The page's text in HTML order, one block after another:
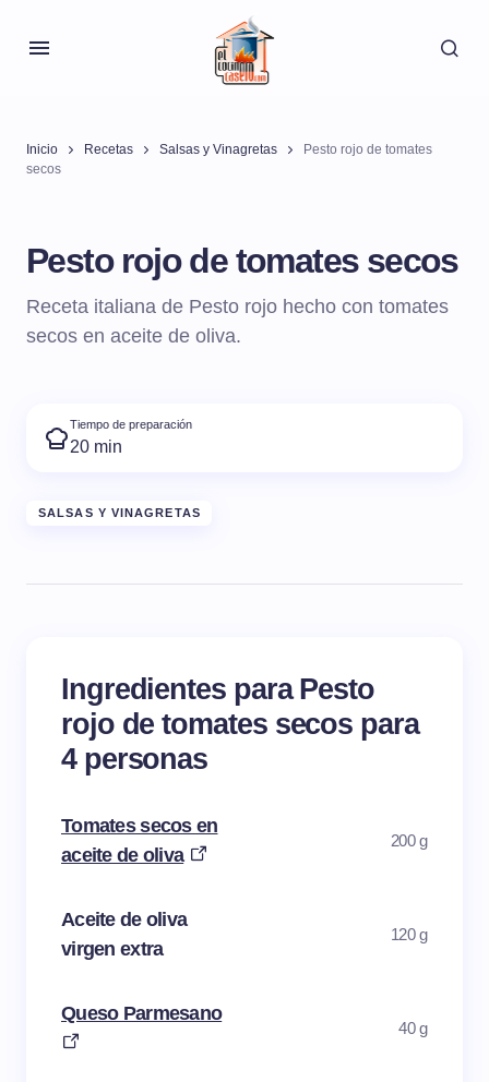
Inicio Recetas Salsas y Vinagretas
Pesto rojo de tomates
secos
Pesto rojo de tomates secos
Receta italiana de Pesto rojo hecho con tomates
secos en aceite de oliva.
Tiempo de preparación
20 min
SALSAS Y VINAGRETAS
Ingredientes para Pesto
rojo de tomates secos para
4 personas
Tomates secos en
aceite de oliva
200 g
Aceite de oliva
virgen extra
120 g
Queso Parmesano
40 g